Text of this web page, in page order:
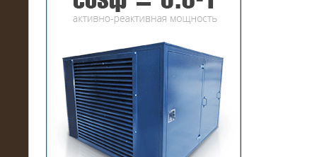
17.10.2016
Резистивный высоковольтный
нагрузочный модуль 5 МВт
(напряжение 6/10 кВ)